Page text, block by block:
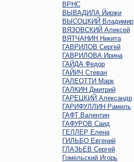
ВРНС
ВЫВАДИЛА Йиржи
ВЫСОЦКИЙ Владимир
ВЯЗОВСКИЙ Алексей
ВЯТЧАНИН Никита
ГАВРИЛОВ Сергей
ГАВРИЛОВА Ирина
ГАЙДА Федор
ГАЙИЧ Стеван
ГАЛЕОТТИ Марк
ГАЛКИН Дмитрий
ГАРЕЦКИЙ Александр
ГАРИФУЛЛИН Рамиль
ГАФТ Валентин
ГАФУРОВ Саид
ГЕЛЛЕР Елена
ГИЛЬБО Евгений
ГЛАЗЬЕВ Сергей
Гомельский Игорь